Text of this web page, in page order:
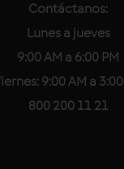
Contáctanos:
Lunes a jueves
9:00 AM a 6:00 PM
9:00 AM a 3:00
800 200 11 21